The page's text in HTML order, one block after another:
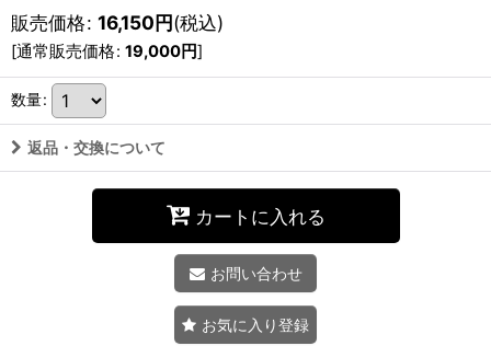
販売価格: 16,150円(税込)
[通常販売価格: 19,000円]
数量:
返品・交換について
カートに入れる
お問い合わせ
お気に入り登録